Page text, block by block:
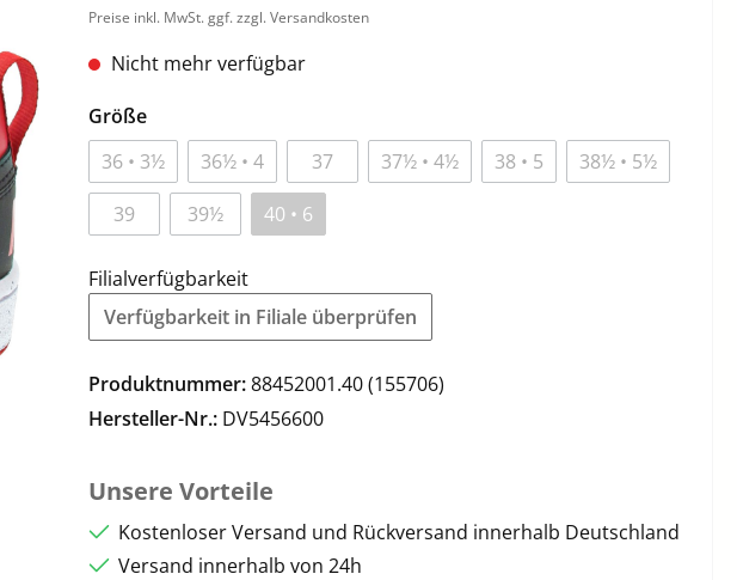
Preise inkl. MwSt. ggf. zzgl. Versandkosten
Nicht mehr verfügbar
Größe
36 • 3½
36½ • 4 37 37½ • 4½ 38 • 5
38½ • 5½
39
39½ 40 • 6
Filialverfügbarkeit
Verfügbarkeit in Filiale überprüfen
Produktnummer:88452001.40 (155706)
Hersteller-Nr.: DV5456600
Unsere Vorteile
Kostenloser Versand und Rückversand innerhalb Deutschland
Versand innerhalb von 24h